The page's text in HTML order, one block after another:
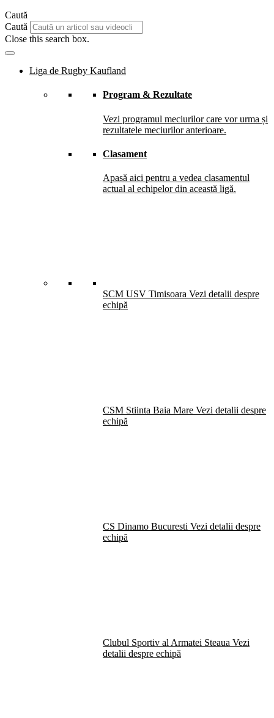
Caută
Caută
Close this search box.
Liga de Rugby Kaufland
Program & Rezultate
Vezi programul meciurilor care vor urma și
rezultatele meciurilor anterioare.
Clasament
Apasă aici pentru a vedea clasamentul
actual al echipelor din această ligă.
SCM USV Timisoara Vezi detalii despre
echipă
CSM Stiinta Baia Mare Vezi detalii despre
echipă
CS Dinamo Bucuresti Vezi detalii despre
echipă
Clubul Sportiv al Armatei Steaua Vezi
detalii despre echipă